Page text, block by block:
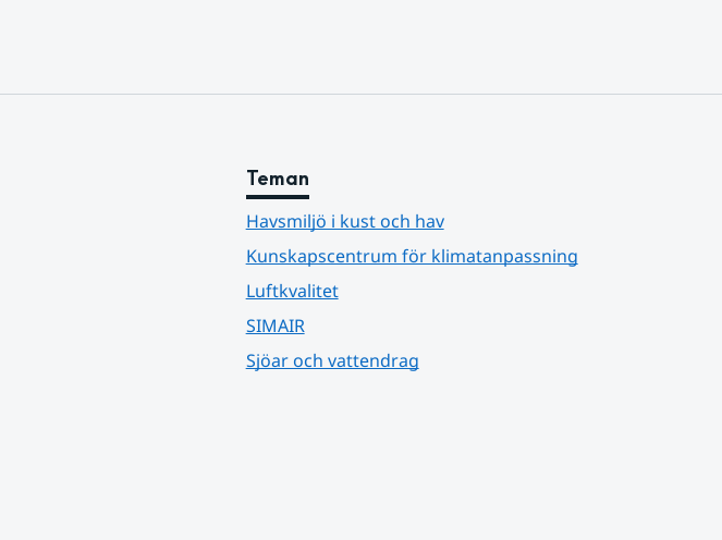
Teman
Havsmiljö i kust och hav
Kunskapscentrum för klimatanpassning
Luftkvalitet
SIMAIR
Sjöar och vattendrag